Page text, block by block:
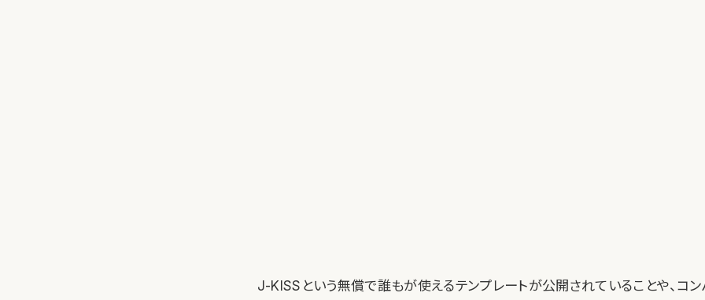
J-KISSという無償で誰もが使えるテンプレートが公開されていることや、コン